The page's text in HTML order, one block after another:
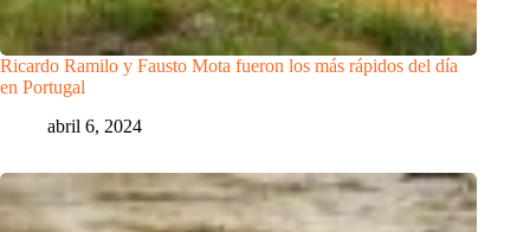
Ricardo Ramilo y Fausto Mota fueron los más rápidos del día
en Portugal
abril 6, 2024